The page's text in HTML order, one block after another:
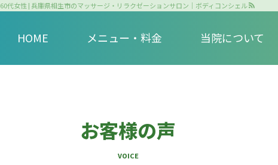
60代女性 | 兵庫県相生市のマッサージ・リラクゼーションサロン｜ボディコンシェル
HOME メニュー・料金 当院について
お客様の声
VOICE